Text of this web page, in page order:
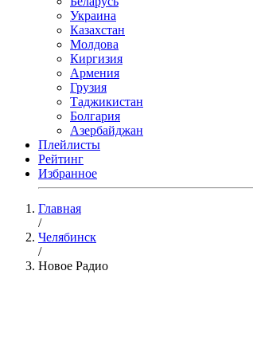
Украина
Казахстан
Молдова
Киргизия
Армения
Грузия
Таджикистан
Болгария
Азербайджан
Плейлисты
Рейтинг
Избранное
Главная
/
Челябинск
/
Новое Радио